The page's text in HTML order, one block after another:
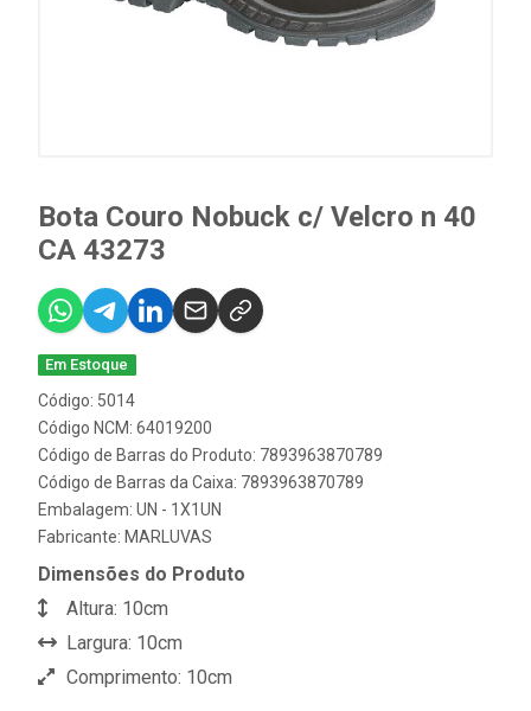
Bota Couro Nobuck c/ Velcro n 40
CA 43273
Em Estoque
Código: 5014
Código NCM: 64019200
Código de Barras do Produto: 7893963870789
Código de Barras da Caixa: 7893963870789
Embalagem: UN - 1X1UN
Fabricante: MARLUVAS
Dimensões do Produto
Altura: 10cm
Largura: 10cm
Comprimento: 10cm